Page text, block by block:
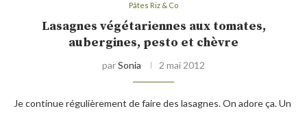
Pâtes Riz & Co
Lasagnes végétariennes aux tomates,
aubergines, pesto et chèvre
parSonia 2 mai 2012
Je continue régulièrement de faire des lasagnes. On adore ça. Un